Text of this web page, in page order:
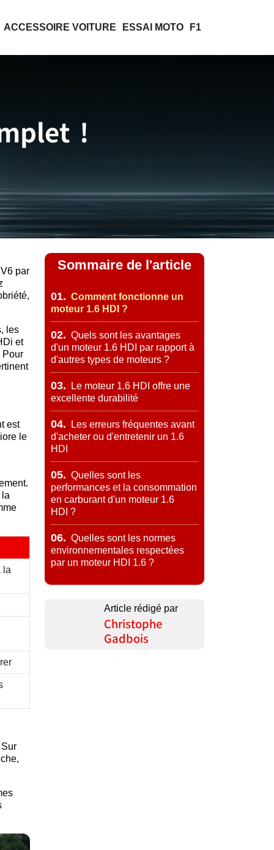
ACCESSOIRE VOITURE ESSAI MOTO F1
!
par
les
et
Pour
est
le
la
Sommaire de l'article
01. Comment fonctionne un
moteur 1.6 HDI ?
02. Quels sont les avantages
d'un moteur 1.6 HDI par rapport à
d'autres types de moteurs ?
03.
Le moteur 1.6 HDI offre une
excellente durabilité
04.
Les erreurs fréquentes avant
d'acheter ou d'entretenir un 1.6
HDI
05. Quelles sont les
performances et la consommation
en carburant d'un moteur 1.6
HDI ?
06. Quelles sont les normes
environnementales respectées
par un moteur HDI 1.6 ?
Article rédigé par
Christophe
Gadbois